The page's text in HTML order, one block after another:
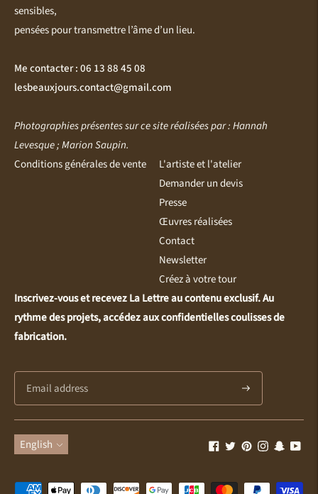
sensibles,
pensées pour transmettre l’âme d’un lieu.
Me contacter : 06 13 88 45 08
lesbeauxjours.contact@gmail.com
Photographies présentes sur ce site réalisées par : Hannah
Levesque ; Marion Saupin.
Conditions générales de vente
L'artiste et l'atelier
Demander un devis
Presse
Œuvres réalisées
Contact
Newsletter
Créez à votre tour
Inscrivez-vous et recevez La Lettre au contenu exclusif. Au
rythme des projets, accédez aux confidentielles coulisses de
fabrication.
Subscribe
Language
English
Payment